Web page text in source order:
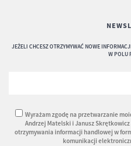
JEŻELI CHCESZ OTRZYMYWAĆ NOWE
W POLU
Wyrażam zgodę na przetwarzanie
Andrzej Matelski i Janusz
otrzymywania informacji handlowej w
komunikacji